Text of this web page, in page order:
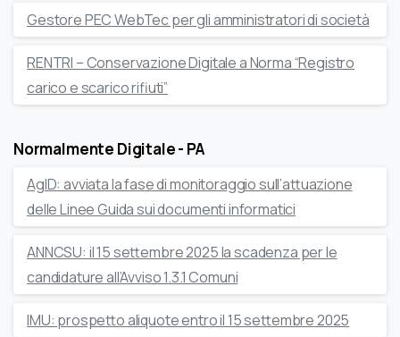
Gestore PEC WebTec per gli amministratori di società
RENTRI – Conservazione Digitale a Norma “Registro
carico e scarico rifiuti”
Normalmente Digitale - PA
AgID: avviata la fase di monitoraggio sull’attuazione
delle Linee Guida sui documenti informatici
ANNCSU: il 15 settembre 2025 la scadenza per le
candidature all’Avviso 1.3.1 Comuni
IMU: prospetto aliquote entro il 15 settembre 2025